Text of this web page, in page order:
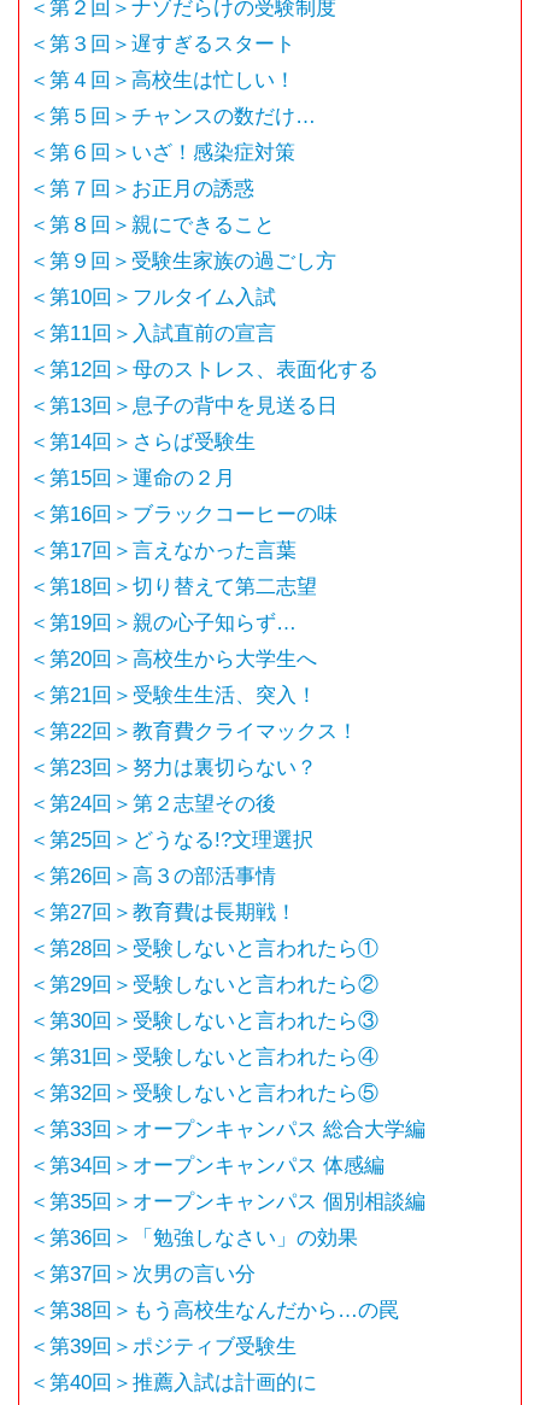
＜第２回＞ナゾだらけの受験制度
＜第３回＞遅すぎるスタート
＜第４回＞高校生は忙しい！
＜第５回＞チャンスの数だけ…
＜第６回＞いざ！感染症対策
＜第７回＞お正月の誘惑
＜第８回＞親にできること
＜第９回＞受験生家族の過ごし方
＜第10回＞フルタイム入試
＜第11回＞入試直前の宣言
＜第12回＞母のストレス、表面化する
＜第13回＞息子の背中を見送る日
＜第14回＞さらば受験生
＜第15回＞運命の２月
＜第16回＞ブラックコーヒーの味
＜第17回＞言えなかった言葉
＜第18回＞切り替えて第二志望
＜第19回＞親の心子知らず…
＜第20回＞高校生から大学生へ
＜第21回＞受験生生活、突入！
＜第22回＞教育費クライマックス！
＜第23回＞努力は裏切らない？
＜第24回＞第２志望その後
＜第25回＞どうなる!?文理選択
＜第26回＞高３の部活事情
＜第27回＞教育費は長期戦！
＜第28回＞受験しないと言われたら①
＜第29回＞受験しないと言われたら②
＜第30回＞受験しないと言われたら③
＜第31回＞受験しないと言われたら④
＜第32回＞受験しないと言われたら⑤
＜第33回＞オープンキャンパス 総合大学編
＜第34回＞オープンキャンパス 体感編
＜第35回＞オープンキャンパス 個別相談編
＜第36回＞「勉強しなさい」の効果
＜第37回＞次男の言い分
＜第38回＞もう高校生なんだから…の罠
＜第39回＞ポジティブ受験生
＜第40回＞推薦入試は計画的に